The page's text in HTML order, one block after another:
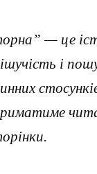
— це
і